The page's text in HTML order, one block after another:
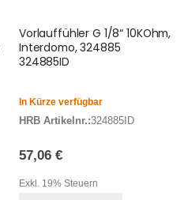
Vorlauffühler G 1/8“ 10KOhm,
Interdomo, 324885
324885ID
In Kürze verfügbar
HRB Artikelnr.:324885ID
57,06 €
Exkl. 19% Steuern